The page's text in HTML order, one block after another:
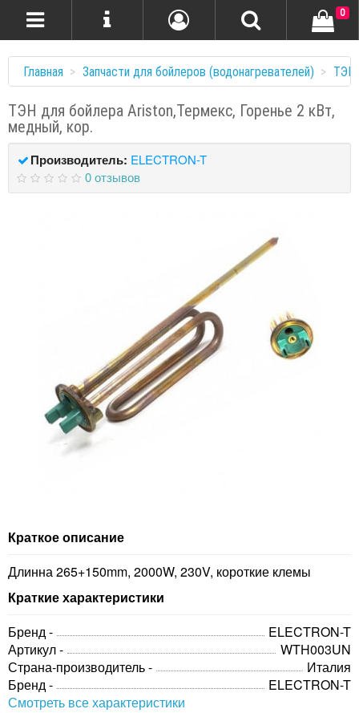
0
Главная Запчасти для бойлеров (водонагревателей)
ТЭН для бойлера Ariston,Термекс, Горенье 2 кВт,
медный, кор.
Производитель: ELECTRON-T
0 отзывов
Краткое описание
Длинна 265+150mm, 2000W, 230V, короткие клемы
Краткие характеристики
Бренд -
ELECTRON-T
Артикул -
WTH003UN
Страна-производитель -
Италия
Бренд -
ELECTRON-T
Смотреть все характеристики